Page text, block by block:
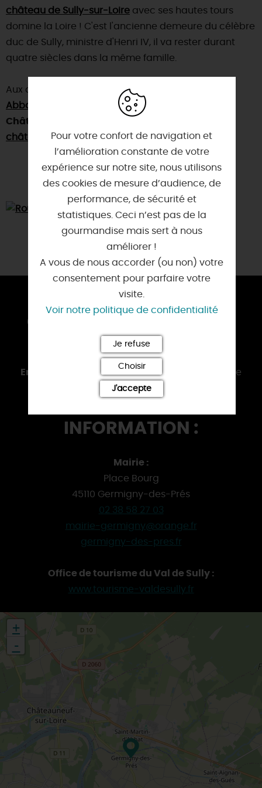
château de Sully-sur-Loire avec ses hautes tours
domine la Loire ! C'est l'ancienne demeure du célèbre
duc de Sully, ministre d'Henri IV, il va rester durant
quatre siècles dans la même famille.
Aux alentours, nous vous conseillons de visiter : l'
Abbaye de Fleury
à Saint-Benoit-sur-Loire,
Châteauneuf-sur-Loire
château de Sully-sur-Loire.
COMMENT S'Y RENDRE ?
En voiture :D 952
En bus :
REMI
au départ de la gare routière
d'Orléans et Les Bordes
INFORMATION :
Mairie :
Place Bourg
45110 Germigny-des-Prés
02 38 58 27 03
mairie-germigny@orange.fr
germigny-des-pres.fr
Office de tourisme du Val de Sully :
www.tourisme-valdesully.fr
+
-
Pour votre confort de navigation et
l’amélioration constante de votre
expérience sur notre site, nous utilisons
des cookies de mesure d’audience, de
performance, de sécurité et
statistiques. Ceci n’est pas de la
gourmandise mais sert à nous
améliorer !
A vous de nous accorder (ou non) votre
consentement pour parfaire votre
visite.
Voir notre politique de confidentialité
Je refuse
Choisir
J'accepte